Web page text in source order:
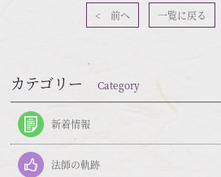
< 前へ 一覧に戻る
カテゴリーCategory
新着情報
法師の軌跡